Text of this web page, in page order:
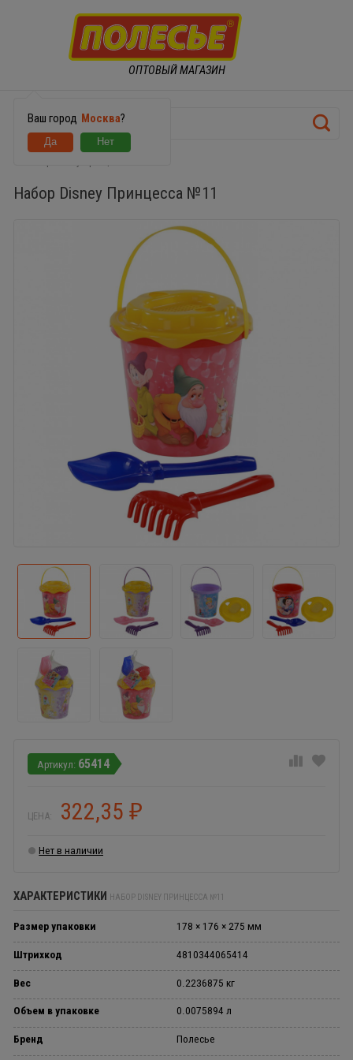
ОПТОВЫЙ МАГАЗИН
Ваш город Москва?
Набор Disney Принцесса №11
65414
ЦЕНА: 322,35 ₽
Нет в наличии
ХАРАКТЕРИСТИКИ НАБОР DISNEY ПРИНЦЕССА №11
Размер упаковки 178 × 176 × 275 мм
Штрихкод 4810344065414
Вес 0.2236875 кг
Объем в упаковке 0.0075894 л
Бренд Полесье